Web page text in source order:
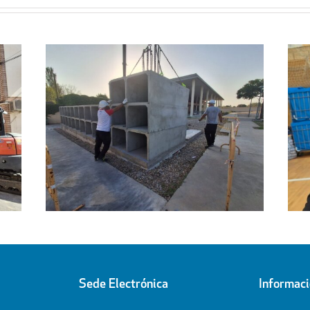
Regresa a sus hogares el centenar
de personas acogidas en el
Pabellón Cubierto
Sede Electrónica